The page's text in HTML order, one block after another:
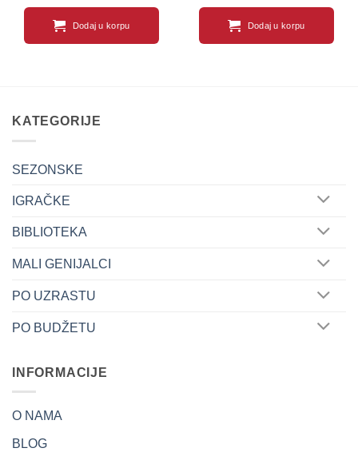
Dodaj u korpu Dodaj u korpu
KATEGORIJE
SEZONSKE
IGRAČKE
BIBLIOTEKA
MALI GENIJALCI
PO UZRASTU
PO BUDŽETU
INFORMACIJE
O NAMA
BLOG